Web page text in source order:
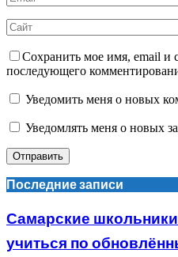
Сохранить мое имя, email и
последующего
Уведомить меня о новых
Уведомлять меня о новых
Последние записи
Самарские школьники
учиться по